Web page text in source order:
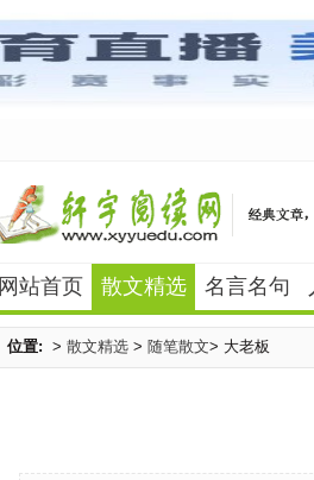
网站首页 散文精选 名言名句
位置: > 散文精选 > 随笔散文> 大老板